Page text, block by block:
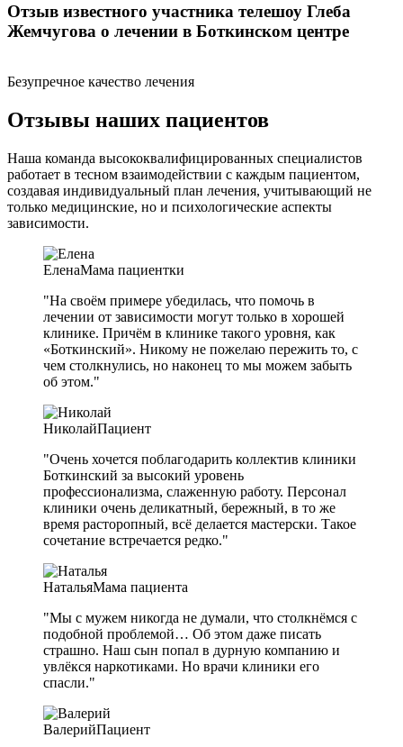
Отзыв известного участника телешоу Глеба
Жемчугова о лечении в Боткинском центре
Безупречное качество лечения
Отзывы наших пациентов
Наша команда высококвалифицированных специалистов
работает в тесном взаимодействии с каждым пациентом,
создавая индивидуальный план лечения, учитывающий не
только медицинские, но и психологические аспекты
зависимости.
ЕленаМама пациентки
"На своём примере убедилась, что помочь в
лечении от зависимости могут только в хорошей
клинике. Причём в клинике такого уровня, как
«Боткинский». Никому не пожелаю пережить то, с
чем столкнулись, но наконец то мы можем забыть
об этом."
НиколайПациент
"Очень хочется поблагодарить коллектив клиники
Боткинский за высокий уровень
профессионализма, слаженную работу. Персонал
клиники очень деликатный, бережный, в то же
время расторопный, всё делается мастерски. Такое
сочетание встречается редко."
НатальяМама пациента
"Мы с мужем никогда не думали, что столкнёмся с
подобной проблемой… Об этом даже писать
страшно. Наш сын попал в дурную компанию и
увлёкся наркотиками. Но врачи клиники его
спасли."
ВалерийПациент